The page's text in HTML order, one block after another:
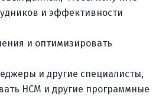
и эффективности
и оптимизировать
и другие специалисты,
HCM и другие программные